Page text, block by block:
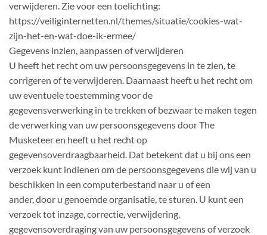
verwijderen. Zie voor een toelichting:
https://veiliginternetten.nl/themes/situatie/cookies-wat-
zijn-het-en-wat-doe-ik-ermee/
Gegevens inzien, aanpassen of verwijderen
U heeft het recht om uw persoonsgegevens in te zien, te
corrigeren of te verwijderen. Daarnaast heeft u het recht om
uw eventuele toestemming voor de
gegevensverwerking in te trekken of bezwaar te maken tegen
de verwerking van uw persoonsgegevens door The
Musketeer en heeft u het recht op
gegevensoverdraagbaarheid. Dat betekent dat u bij ons een
verzoek kunt indienen om de persoonsgegevens die wij van u
beschikken in een computerbestand naar u of een
ander, door u genoemde organisatie, te sturen. U kunt een
verzoek tot inzage, correctie, verwijdering,
gegevensoverdraging van uw persoonsgegevens of verzoek